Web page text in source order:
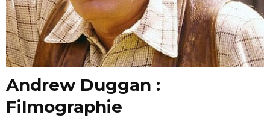
Andrew Duggan :
Filmographie